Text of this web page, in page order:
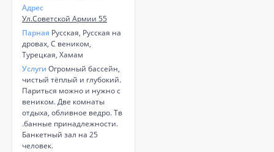
Адрес
Ул.Советской Армии 55
Парная Русская, Русская на
дровах, С веником,
Турецкая, Хамам
Услуги Огромный бассейн,
чистый тёплый и глубокий.
Париться можно и нужно с
веником. Две комнаты
отдыха, обливное ведро. Тв
.банные принадлежности.
Банкетный зал на 25
человек.